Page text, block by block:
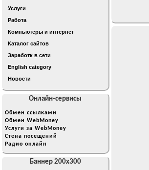
Услуги
Работа
Компьютеры и интернет
Каталог сайтов
Заработк в сети
English category
Новости
Онлайн-сервисы
Обмен ссылками
Обмен WebMoney
Услуги за WebMoney
Стена посещений
Радио онлайн
Баннер 200x300